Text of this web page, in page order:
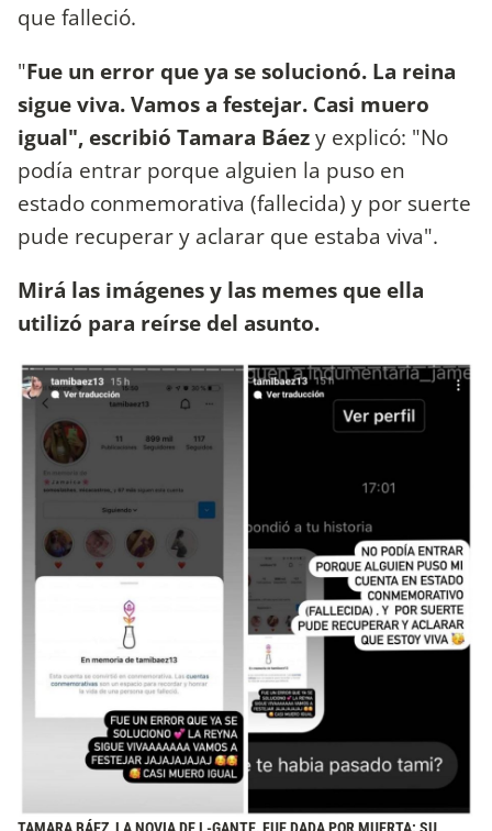
que falleció.
"Fue un error que ya se solucionó. La reina
sigue viva. Vamos a festejar. Casi muero
igual", escribió Tamara Báezy explicó: "No
podía entrar porque alguien la puso en
estado conmemorativa (fallecida) y por suerte
pude recuperar y aclarar que estaba viva".
Mirá las imágenes y las memes que ella
utilizó para reírse del asunto.